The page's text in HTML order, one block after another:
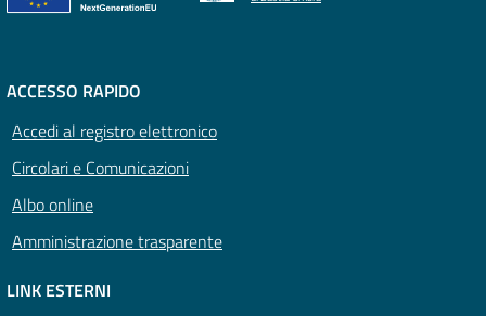
ACCESSO RAPIDO
Accedi al registro elettronico
Circolari e Comunicazioni
Albo online
Amministrazione trasparente
LINK ESTERNI